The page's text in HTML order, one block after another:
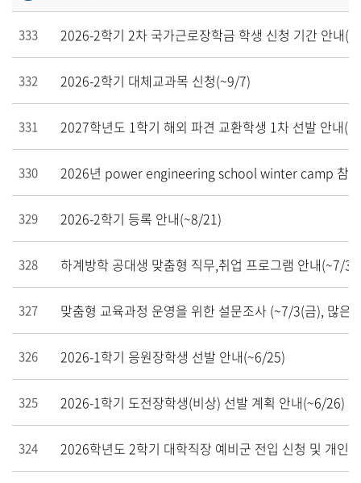
333 2026-2학기 2차 국가근로장학금 학생 신청 기간 안내
332 2026-2학기 대체교과목 신청(~9/7)
331 2027학년도 1학기 해외 파견 교환학생 1차 선발 안내
330 2026년 power engineering school winter camp 참
329 2026-2학기 등록 안내(~8/21)
328 하계방학 공대생 맞춤형 직무,취업 프로그램 안내(~7/
327 맞춤형 교육과정 운영을 위한 설문조사 (~7/3(금), 많은
326 2026-1학기 응원장학생 선발 안내(~6/25)
325 2026-1학기 도전장학생(비상) 선발 계획 안내(~6/26)
324 2026학년도 2학기 대학직장 예비군 전입 신청 및 개인